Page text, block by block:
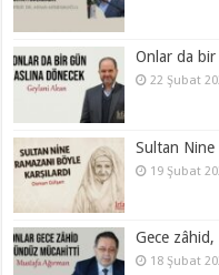
Onlar da
22 Şubat
Sultan Nine
19 Şubat
Gece
18 Şubat